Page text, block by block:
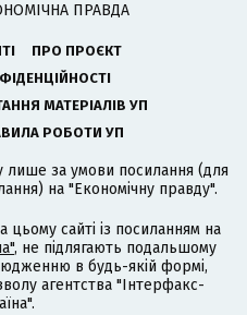
ПРАВДА
ПРО ПРОЄКТ
МАТЕРІАЛІВ УП
РОБОТИ УП
лише за умови посилання (для
на "Економічну правду".
цьому сайті із посиланням на
, не підлягають подальшому
в будь-якій формі,
агентства "Інтерфакс-